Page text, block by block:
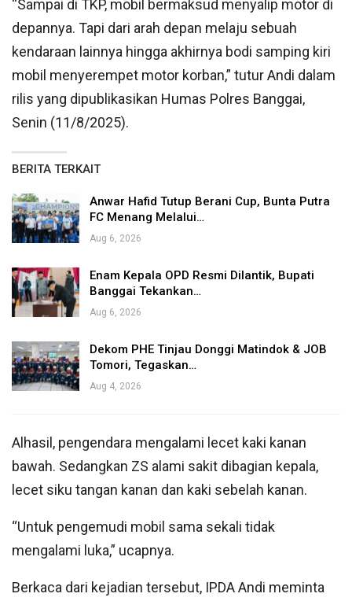
“Sampai di TKP, mobil bermaksud menyalip motor di
depannya. Tapi dari arah depan melaju sebuah
kendaraan lainnya hingga akhirnya bodi samping kiri
mobil menyerempet motor korban,” tutur Andi dalam
rilis yang dipublikasikan Humas Polres Banggai,
Senin (11/8/2025).
BERITA TERKAIT
Anwar Hafid Tutup Berani Cup, Bunta Putra
FC Menang Melalui…
Aug 6, 2026
Enam Kepala OPD Resmi Dilantik, Bupati
Banggai Tekankan…
Aug 6, 2026
Dekom PHE Tinjau Donggi Matindok & JOB
Tomori, Tegaskan…
Aug 4, 2026
Alhasil, pengendara mengalami lecet kaki kanan
bawah. Sedangkan ZS alami sakit dibagian kepala,
lecet siku tangan kanan dan kaki sebelah kanan.
“Untuk pengemudi mobil sama sekali tidak
mengalami luka,” ucapnya.
Berkaca dari kejadian tersebut, IPDA Andi meminta